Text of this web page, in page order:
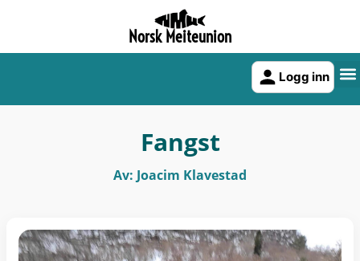
Norsk Meiteunion
Logg inn
Fangst
Av: Joacim Klavestad